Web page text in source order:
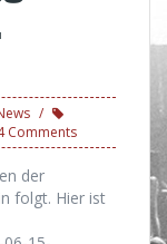
Comments
der
folgt. Hier ist